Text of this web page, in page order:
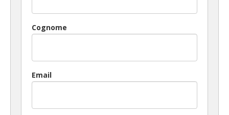
Cognome
Email